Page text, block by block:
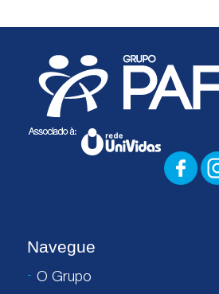
Navegue
O Grupo